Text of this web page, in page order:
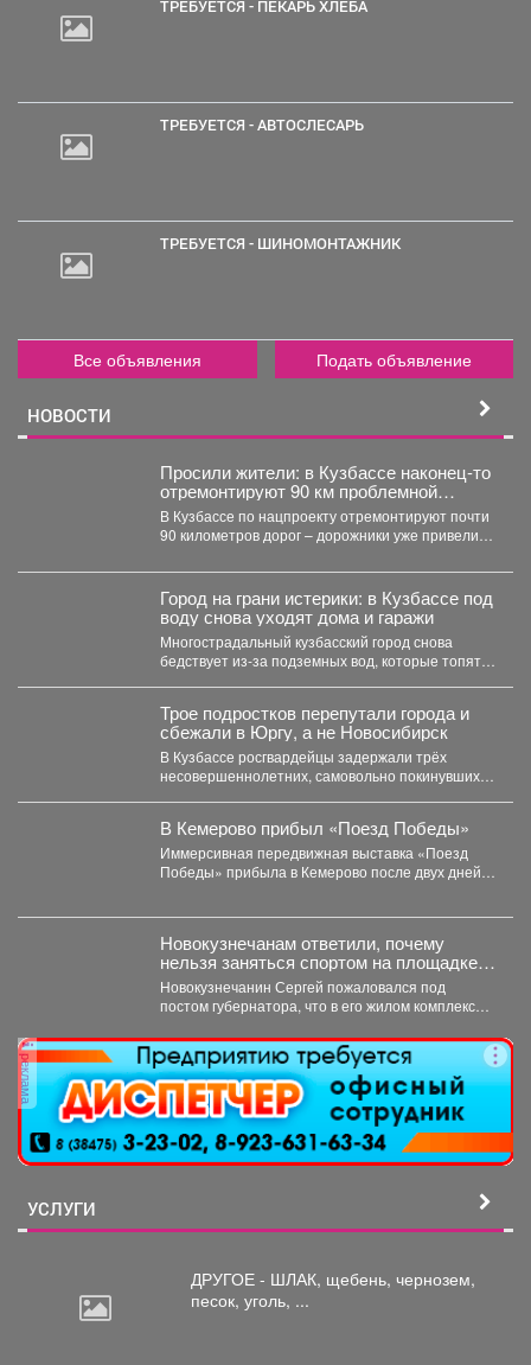
ТРЕБУЕТСЯ - ПЕКАРЬ ХЛЕБА
ТРЕБУЕТСЯ - АВТОСЛЕСАРЬ
ТРЕБУЕТСЯ - ШИНОМОНТАЖНИК
Все объявления Подать объявление
НОВОСТИ
Просили жители: в Кузбассе наконец-то
отремонтируют 90 км проблемной
трассы
В Кузбассе по нацпроекту отремонтируют почти
90 километров дорог – дорожники уже привели в
Город на грани истерики: в Кузбассе под
воду снова уходят дома и гаражи
Многострадальный кузбасский город снова
бедствует из-за подземных вод, которые топят
Трое подростков перепутали города и
сбежали в Юргу, а не Новосибирск
В Кузбассе росгвардейцы задержали трёх
несовершеннолетних, самовольно покинувших
В Кемерово прибыл «Поезд Победы»
Иммерсивная передвижная выставка «Поезд
Победы» прибыла в Кемерово после двух дней
Новокузнечанам ответили, почему
нельзя заняться спортом на площадке
лицея
Новокузнечанин Сергей пожаловался под
постом губернатора, что в его жилом комплексе
реклама
УСЛУГИ
ДРУГОЕ - ШЛАК, щебень, чернозем,
песок, уголь, ...